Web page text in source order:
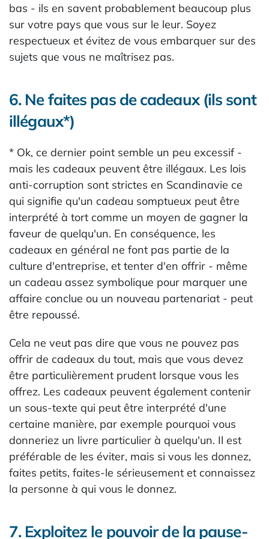
bas - ils en savent probablement beaucoup plus
sur votre pays que vous sur le leur. Soyez
respectueux et évitez de vous embarquer sur des
sujets que vous ne maîtrisez pas.
6. Ne faites pas de cadeaux (ils sont
illégaux*)
* Ok, ce dernier point semble un peu excessif -
mais les cadeaux peuvent être illégaux. Les lois
anti-corruption sont strictes en Scandinavie ce
qui signifie qu'un cadeau somptueux peut être
interprété à tort comme un moyen de gagner la
faveur de quelqu'un. En conséquence, les
cadeaux en général ne font pas partie de la
culture d'entreprise, et tenter d'en offrir - même
un cadeau assez symbolique pour marquer une
affaire conclue ou un nouveau partenariat - peut
être repoussé.
Cela ne veut pas dire que vous ne pouvez pas
offrir de cadeaux du tout, mais que vous devez
être particulièrement prudent lorsque vous les
offrez. Les cadeaux peuvent également contenir
un sous-texte qui peut être interprété d'une
certaine manière, par exemple pourquoi vous
donneriez un livre particulier à quelqu'un. Il est
préférable de les éviter, mais si vous les donnez,
faites petits, faites-le sérieusement et connaissez
la personne à qui vous le donnez.
7. Exploitez le pouvoir de la pause-